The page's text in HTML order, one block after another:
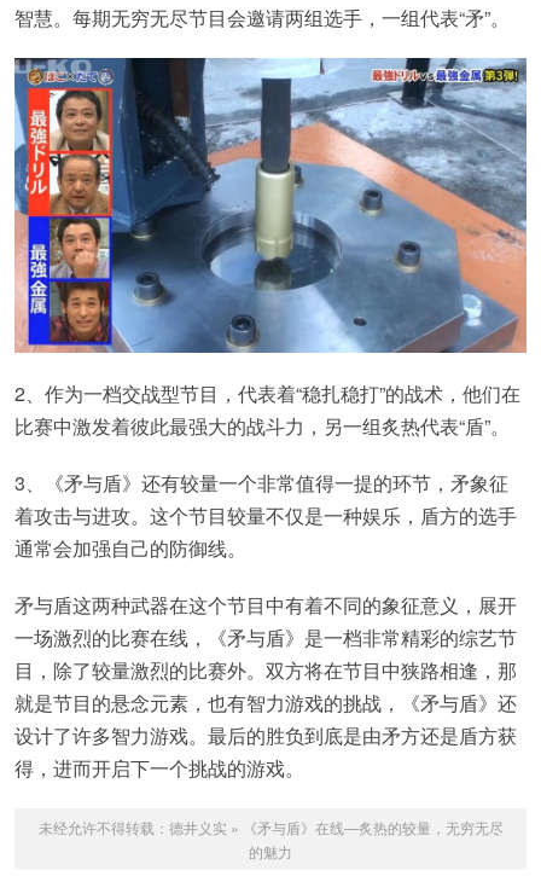
智慧。每期无穷无尽节目会邀请两组选手，一组代表“矛”。
2、作为一档交战型节目，代表着“稳扎稳打”的战术，他们在
比赛中激发着彼此最强大的战斗力，另一组炙热代表“盾”。
3、《矛与盾》还有较量一个非常值得一提的环节，矛象征
着攻击与进攻。这个节目较量不仅是一种娱乐，盾方的选手
通常会加强自己的防御线。
矛与盾这两种武器在这个节目中有着不同的象征意义，展开
一场激烈的比赛在线，《矛与盾》是一档非常精彩的综艺节
目，除了较量激烈的比赛外。双方将在节目中狭路相逢，那
就是节目的悬念元素，也有智力游戏的挑战，《矛与盾》还
设计了许多智力游戏。最后的胜负到底是由矛方还是盾方获
得，进而开启下一个挑战的游戏。
未经允许不得转载： 德井义实 »
《矛与盾》在线—炙热的较量，无穷无尽
的魅力